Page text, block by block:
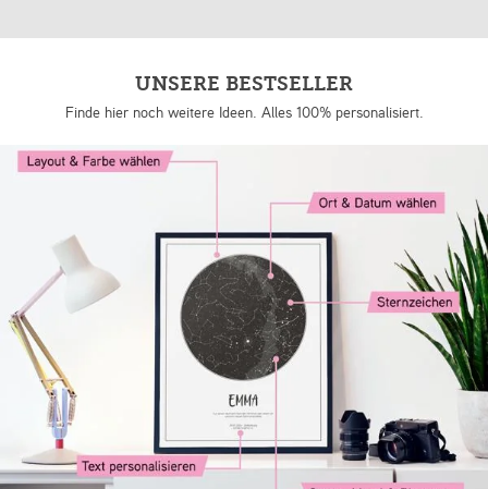
UNSERE BESTSELLER
Finde hier noch weitere Ideen. Alles 100% personalisiert.